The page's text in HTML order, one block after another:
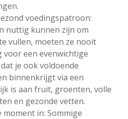
voedingspatroon:
nuttig kunnen zijn om
vullen, moeten ze nooit
voor een evenwichtige
je ook voldoende
binnenkrijgt via een
is aan fruit, groenten, volle
en gezonde vetten.
in: Sommige